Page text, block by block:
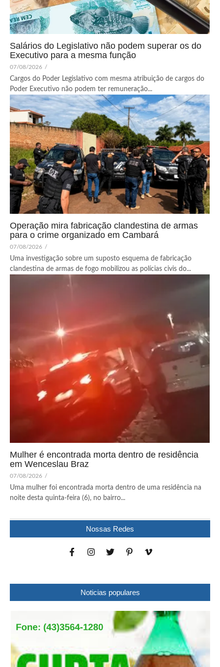
Salários do Legislativo não podem superar os do
Executivo para a mesma função
07/08/2026 /
Cargos do Poder Legislativo com mesma atribuição de cargos do
Poder Executivo não podem ter remuneração...
Operação mira fabricação clandestina de armas
para o crime organizado em Cambará
07/08/2026 /
Uma investigação sobre um suposto esquema de fabricação
clandestina de armas de fogo mobilizou as polícias civis do...
Mulher é encontrada morta dentro de residência
em Wenceslau Braz
07/08/2026 /
Uma mulher foi encontrada morta dentro de uma residência na
noite desta quinta-feira (6), no bairro...
Nossas Redes
Noticias populares